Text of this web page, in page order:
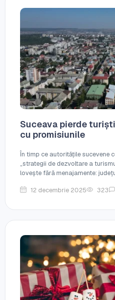
Suceava pierde
cu promisiunile
În timp ce autoritățile sucevene
„strategii de dezvoltare a
lovește fără menajamente:
12 decembrie 2025 323